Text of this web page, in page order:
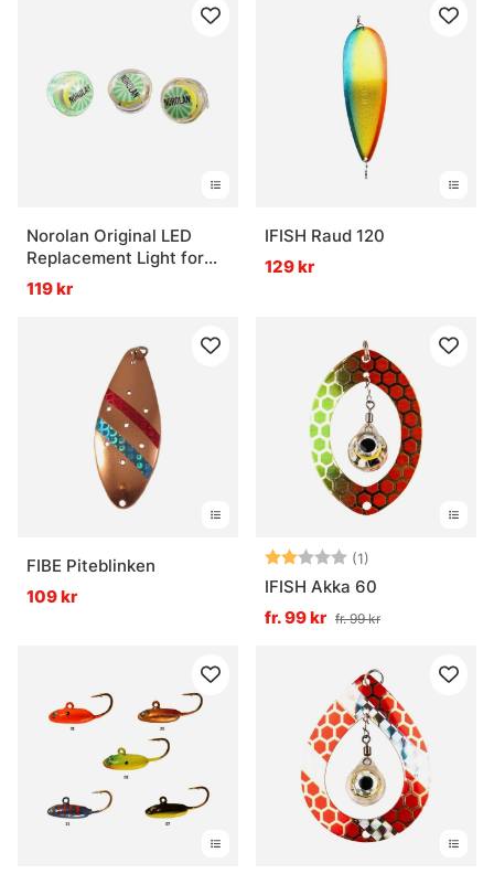
Norolan Original LED
Replacement Light for
Ice Fishing Lures
119 kr
IFISH Raud 120
129 kr
FIBE Piteblinken
109 kr
Betyg: (1)
IFISH Akka 60
fr. 99 kr fr. 99 kr